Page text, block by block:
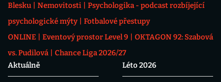
Blesku
Nemovitosti
Psychologika - podcast rozbíjející
psychologické mýty
Fotbalové přestupy
ONLINE
Eventový prostor Level 9
OKTAGON 92: Szabová
vs. Pudilová
Chance Liga 2026/27
Aktuálně
Léto 2026